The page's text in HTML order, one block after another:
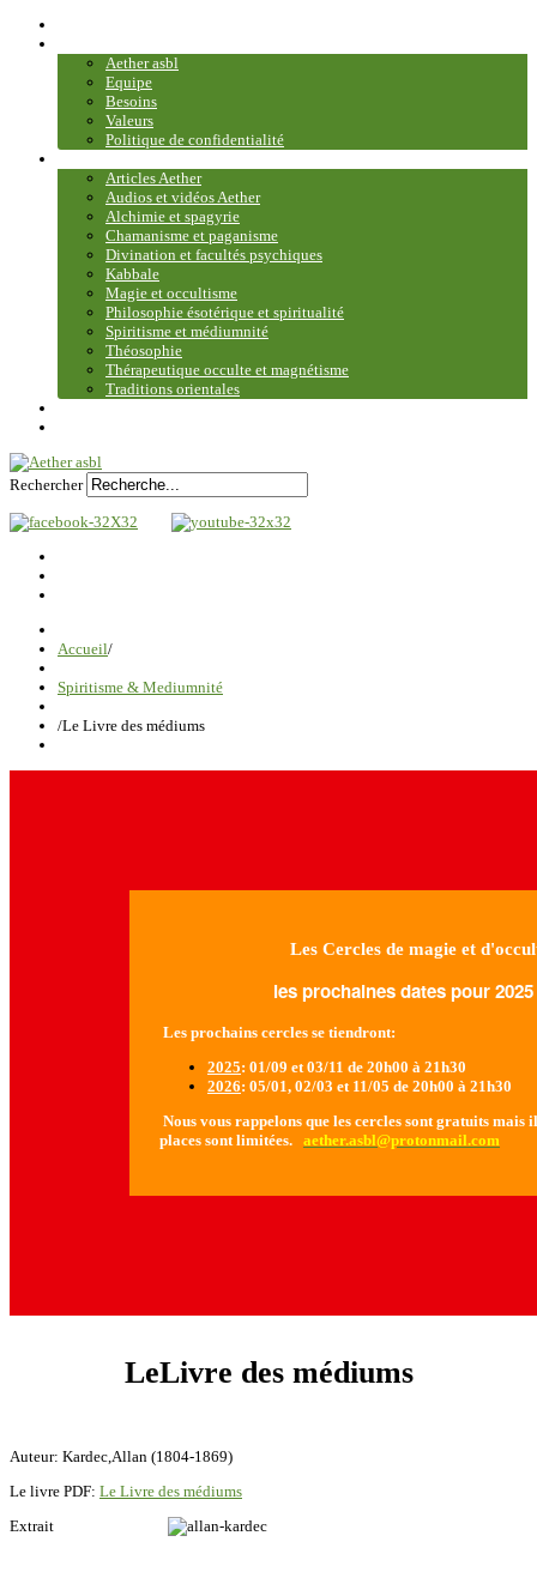
Aether asbl
Equipe
Besoins
Valeurs
Politique de confidentialité
Articles Aether
Audios et vidéos Aether
Alchimie et spagyrie
Chamanisme et paganisme
Divination et facultés psychiques
Kabbale
Magie et occultisme
Philosophie ésotérique et spiritualité
Spiritisme et médiumnité
Théosophie
Thérapeutique occulte et magnétisme
Traditions orientales
Rechercher
Accueil/
Spiritisme & Mediumnité
/Le Livre des médiums
Les Cercles de magie et
les prochaines dates pour 2025
Les prochains cercles se tiendront:
2025: 01/09 et 03/11 de 20h00 à 21h30
2026: 05/01, 02/03 et 11/05 de 20h00 à 21h30
Nous vous rappelons que les cercles sont gratuits
places sont limitées. aether.asbl@protonmail.com
LeLivre des médiums
Auteur: Kardec,Allan (1804-1869)
Le livre PDF: Le Livre des médiums
Extrait